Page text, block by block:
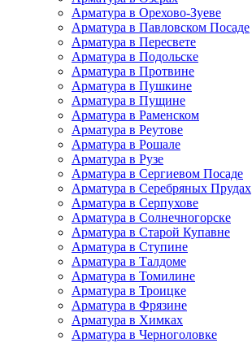
Арматура в Орехово-Зуеве
Арматура в Павловском Посаде
Арматура в Пересвете
Арматура в Подольске
Арматура в Протвине
Арматура в Пушкине
Арматура в Пущине
Арматура в Раменском
Арматура в Реутове
Арматура в Рошале
Арматура в Рузе
Арматура в Сергиевом Посаде
Арматура в Серебряных Прудах
Арматура в Серпухове
Арматура в Солнечногорске
Арматура в Старой Купавне
Арматура в Ступине
Арматура в Талдоме
Арматура в Томилине
Арматура в Троицке
Арматура в Фрязине
Арматура в Химках
Арматура в Черноголовке